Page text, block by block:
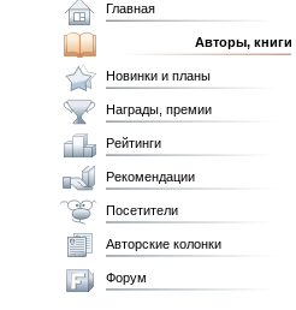
Главная
Авторы, книги
Новинки и планы
Награды, премии
Рейтинги
Рекомендации
Посетители
Авторские колонки
Форум